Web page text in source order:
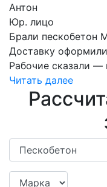
Антон
Юр. лицо
Брали пескобетон
Доставку
Рабочие сказали
Читать далее